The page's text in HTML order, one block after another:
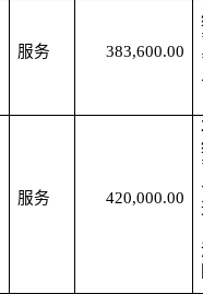
服务 383,600.00
服务 420,000.00